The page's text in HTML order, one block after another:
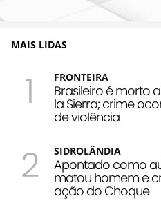
MAIS LIDAS
1 FRONTEIRA
Brasileiro é morto
la Sierra; crime
de violência
2 SIDROLÂNDIA
Apontado como
matou homem e
ação do Choque